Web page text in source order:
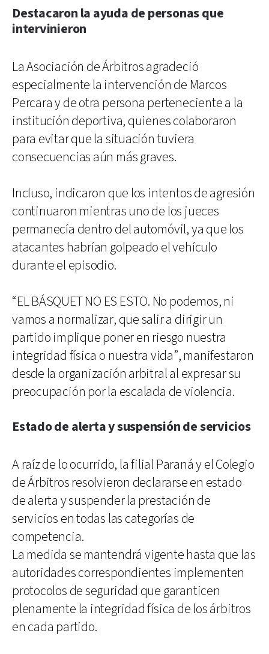
Destacaron la ayuda de personas que
intervinieron
La Asociación de Árbitros agradeció
especialmente la intervención de Marcos
Percara y de otra persona perteneciente a la
institución deportiva, quienes colaboraron
para evitar que la situación tuviera
consecuencias aún más graves.
Incluso, indicaron que los intentos de agresión
continuaron mientras uno de los jueces
permanecía dentro del automóvil, ya que los
atacantes habrían golpeado el vehículo
durante el episodio.
“EL BÁSQUET NO ES ESTO. No podemos, ni
vamos a normalizar, que salir a dirigir un
partido implique poner en riesgo nuestra
integridad física o nuestra vida”, manifestaron
desde la organización arbitral al expresar su
preocupación por la escalada de violencia.
Estado de alerta y suspensión de servicios
A raíz de lo ocurrido, la filial Paraná y el Colegio
de Árbitros resolvieron declararse en estado
de alerta y suspender la prestación de
servicios en todas las categorías de
competencia.
La medida se mantendrá vigente hasta que las
autoridades correspondientes implementen
protocolos de seguridad que garanticen
plenamente la integridad física de los árbitros
en cada partido.